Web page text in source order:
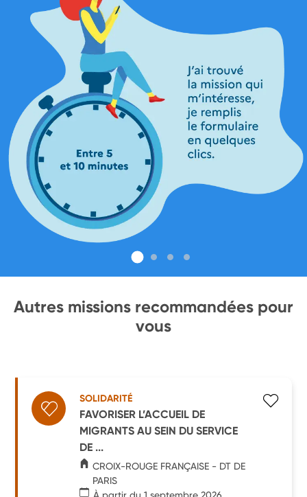
Autres missions recommandées pour
vous
SOLIDARITÉ
FAVORISER L’ACCUEIL DE
MIGRANTS AU SEIN DU SERVICE
DE ...
CROIX-ROUGE FRANÇAISE - DT DE
PARIS
À partir du 1 septembre 2026